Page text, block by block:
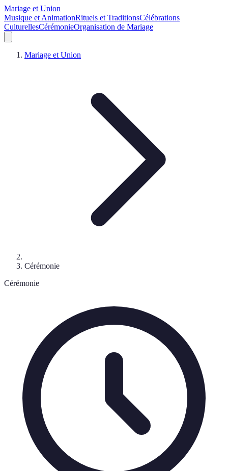
Mariage et Union
Musique et AnimationRituels et TraditionsCélébrations
CulturellesCérémonieOrganisation de Mariage
Mariage et Union
Cérémonie
Cérémonie